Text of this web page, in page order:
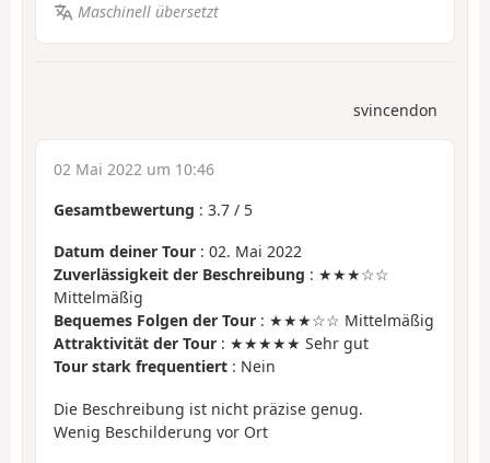
Maschinell übersetzt
svincendon
02 Mai 2022 um 10:46
Gesamtbewertung : 3.7 / 5
Datum deiner Tour : 02. Mai 2022
Zuverlässigkeit der Beschreibung : ★★★☆☆
Mittelmäßig
Bequemes Folgen der Tour : ★★★☆☆ Mittelmäßig
Attraktivität der Tour : ★★★★★ Sehr gut
Tour stark frequentiert : Nein
Die Beschreibung ist nicht präzise genug.
Wenig Beschilderung vor Ort